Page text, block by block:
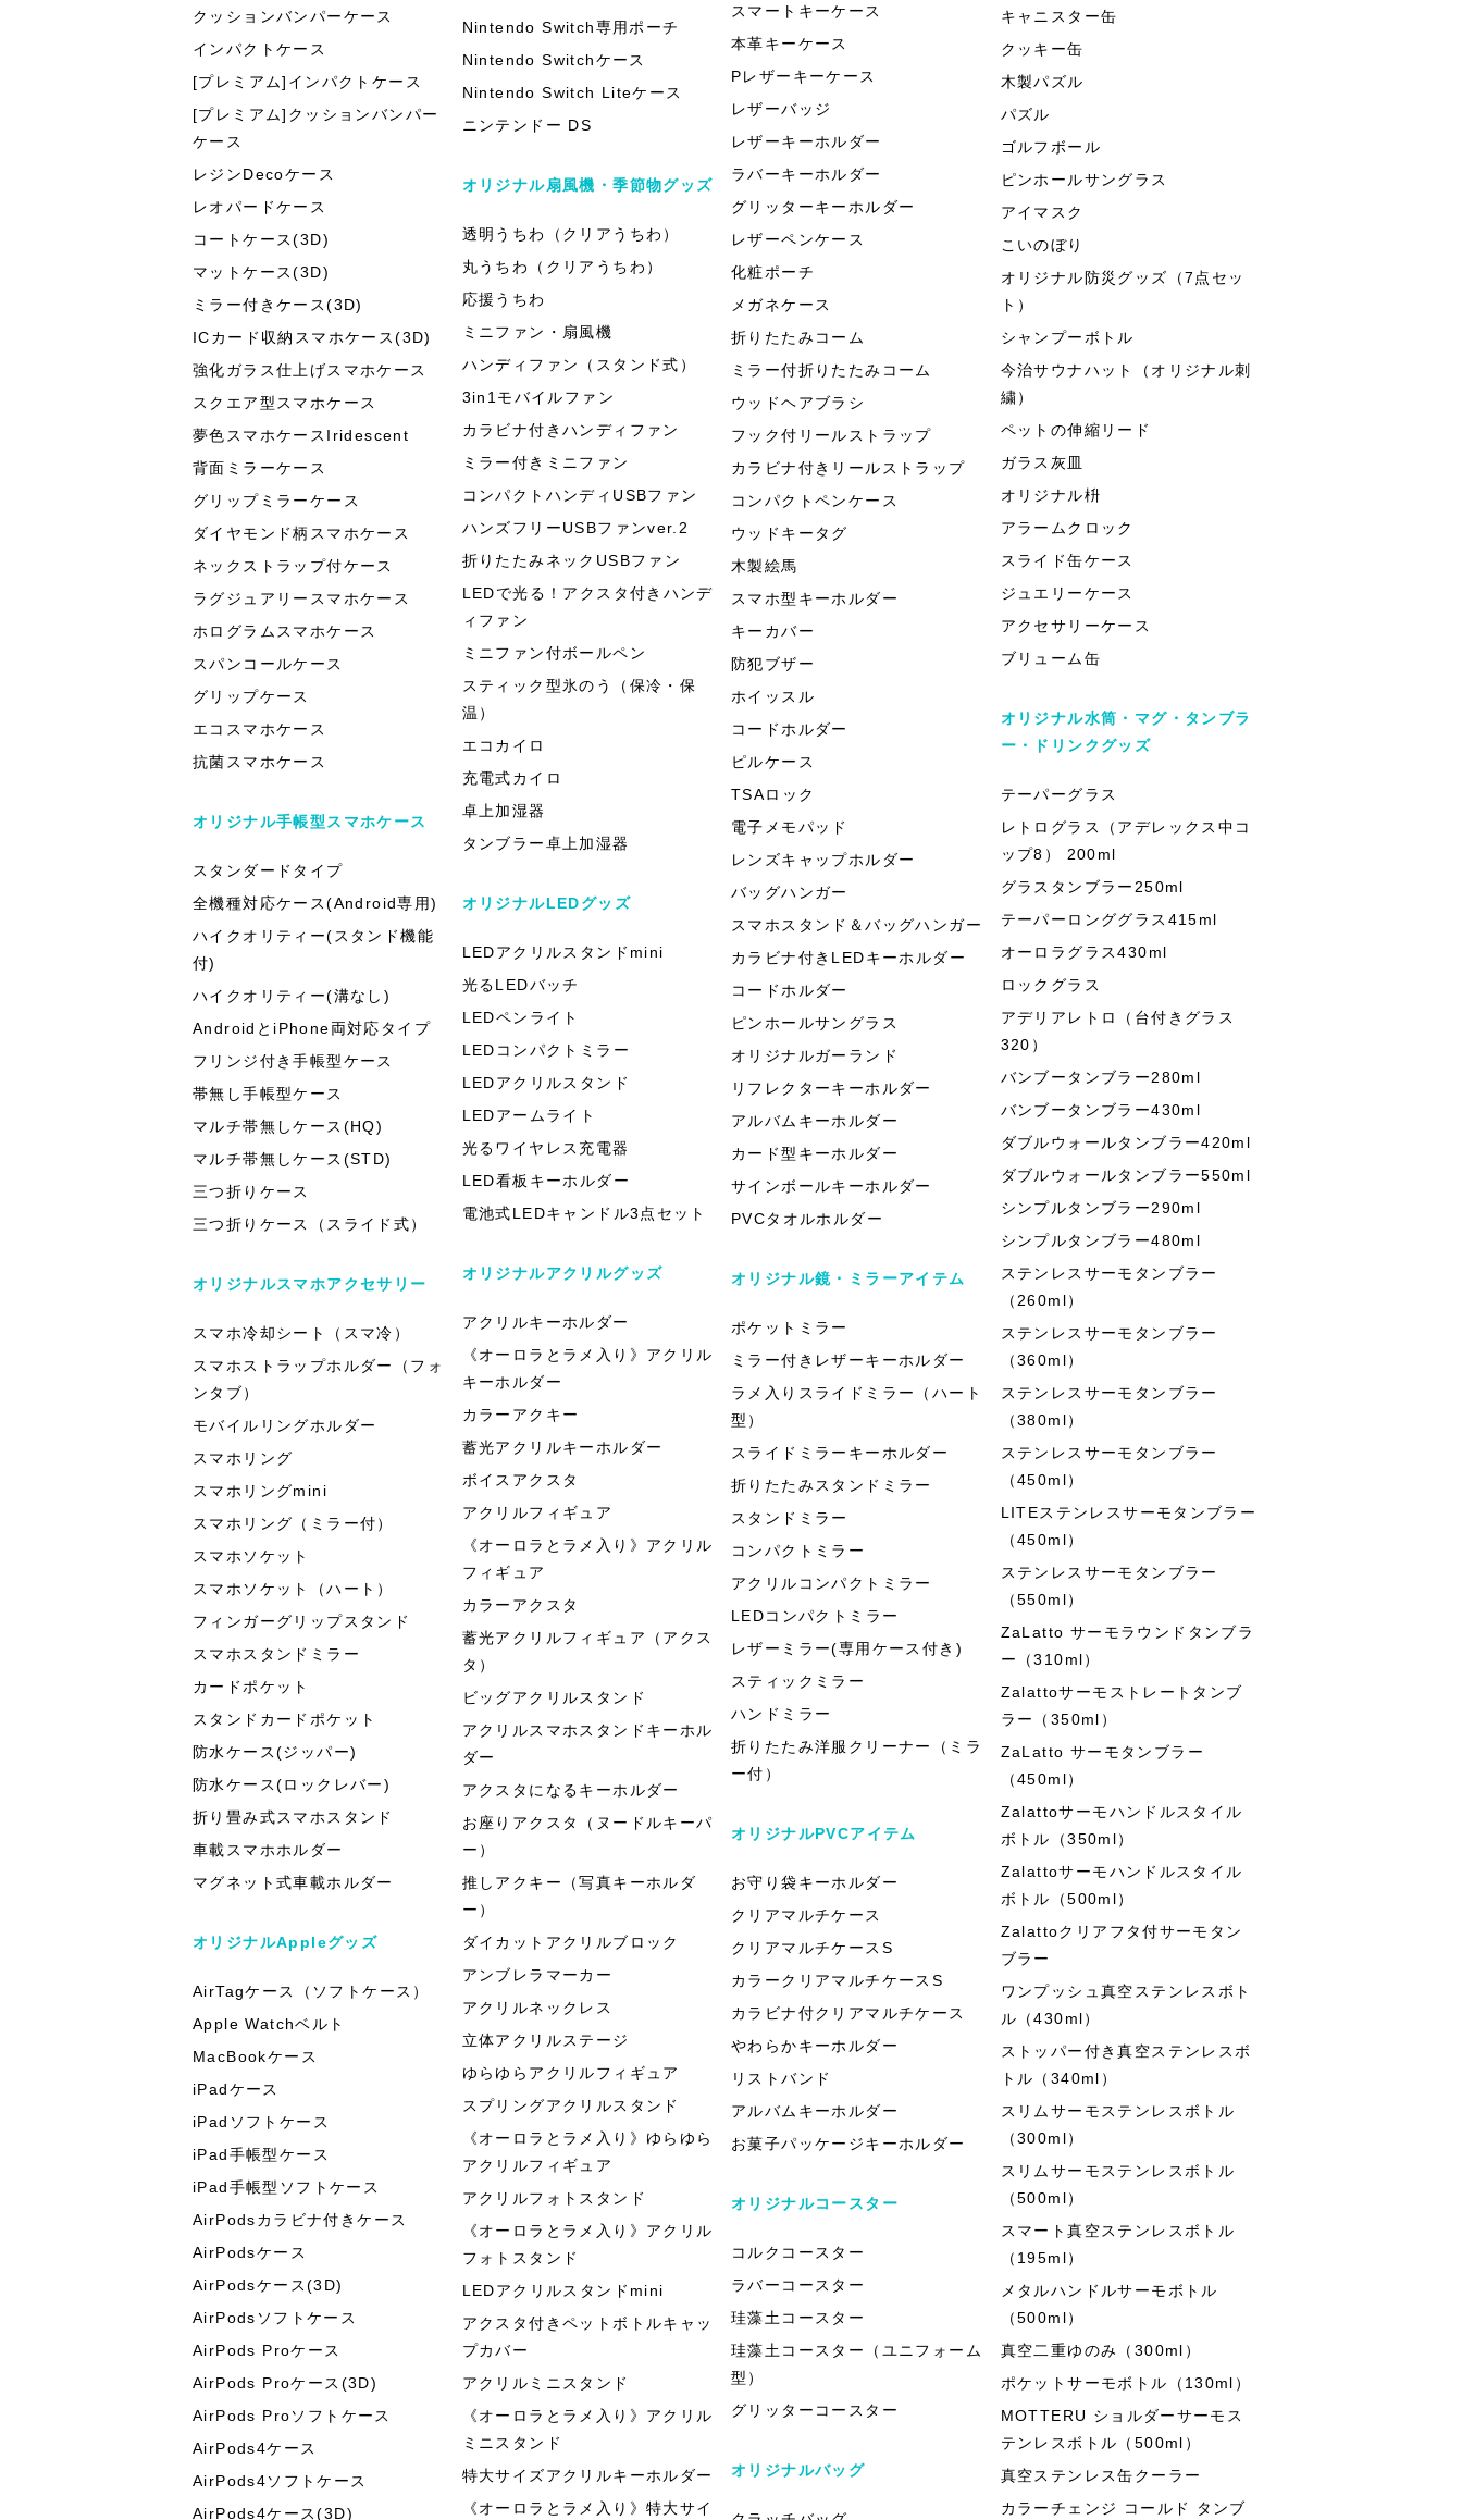
クッションバンパーケース
インパクトケース
[プレミアム]インパクトケース
[プレミアム]クッションバンパー
ケース
レジンDecoケース
レオパードケース
コートケース(3D)
マットケース(3D)
ミラー付きケース(3D)
ICカード収納スマホケース(3D)
強化ガラス仕上げスマホケース
スクエア型スマホケース
夢色スマホケースIridescent
背面ミラーケース
グリップミラーケース
ダイヤモンド柄スマホケース
ネックストラップ付ケース
ラグジュアリースマホケース
ホログラムスマホケース
スパンコールケース
グリップケース
エコスマホケース
抗菌スマホケース
オリジナル手帳型スマホケース
スタンダードタイプ
全機種対応ケース(Android専用)
ハイクオリティー(スタンド機能
付)
ハイクオリティー(溝なし)
AndroidとiPhone両対応タイプ
フリンジ付き手帳型ケース
帯無し手帳型ケース
マルチ帯無しケース(HQ)
マルチ帯無しケース(STD)
三つ折りケース
三つ折りケース（スライド式）
オリジナルスマホアクセサリー
スマホ冷却シート（スマ冷）
スマホストラップホルダー（フォ
ンタブ）
モバイルリングホルダー
スマホリング
スマホリングmini
スマホリング（ミラー付）
スマホソケット
スマホソケット（ハート）
フィンガーグリップスタンド
スマホスタンドミラー
カードポケット
スタンドカードポケット
防水ケース(ジッパー)
防水ケース(ロックレバー)
折り畳み式スマホスタンド
車載スマホホルダー
マグネット式車載ホルダー
オリジナルAppleグッズ
AirTagケース（ソフトケース）
Apple Watchベルト
MacBookケース
iPadケース
iPadソフトケース
iPad手帳型ケース
iPad手帳型ソフトケース
AirPodsカラビナ付きケース
AirPodsケース
AirPodsケース(3D)
AirPodsソフトケース
AirPods Proケース
AirPods Proケース(3D)
AirPods Proソフトケース
AirPods4ケース
AirPods4ソフトケース
AirPods4ケース(3D)
Nintendo Switch専用ポーチ
Nintendo Switchケース
Nintendo Switch Liteケース
ニンテンドー DS
オリジナル扇風機・季節物グッズ
透明うちわ（クリアうちわ）
丸うちわ（クリアうちわ）
応援うちわ
ミニファン・扇風機
ハンディファン（スタンド式）
3in1モバイルファン
カラビナ付きハンディファン
ミラー付きミニファン
コンパクトハンディUSBファン
ハンズフリーUSBファンver.2
折りたたみネックUSBファン
LEDで光る！アクスタ付きハンデ
ィファン
ミニファン付ボールペン
スティック型氷のう（保冷・保
温）
エコカイロ
充電式カイロ
卓上加湿器
タンブラー卓上加湿器
オリジナルLEDグッズ
LEDアクリルスタンドmini
光るLEDバッチ
LEDペンライト
LEDコンパクトミラー
LEDアクリルスタンド
LEDアームライト
光るワイヤレス充電器
LED看板キーホルダー
電池式LEDキャンドル3点セット
オリジナルアクリルグッズ
アクリルキーホルダー
《オーロラとラメ入り》アクリル
キーホルダー
カラーアクキー
蓄光アクリルキーホルダー
ボイスアクスタ
アクリルフィギュア
《オーロラとラメ入り》アクリル
フィギュア
カラーアクスタ
蓄光アクリルフィギュア（アクス
タ）
ビッグアクリルスタンド
アクリルスマホスタンドキーホル
ダー
アクスタになるキーホルダー
お座りアクスタ（ヌードルキーパ
ー）
推しアクキー（写真キーホルダ
ー）
ダイカットアクリルブロック
アンブレラマーカー
アクリルネックレス
立体アクリルステージ
ゆらゆらアクリルフィギュア
スプリングアクリルスタンド
《オーロラとラメ入り》ゆらゆら
アクリルフィギュア
アクリルフォトスタンド
《オーロラとラメ入り》アクリル
フォトスタンド
LEDアクリルスタンドmini
アクスタ付きペットボトルキャッ
プカバー
アクリルミニスタンド
《オーロラとラメ入り》アクリル
ミニスタンド
特大サイズアクリルキーホルダー
《オーロラとラメ入り》特大サイ
スマートキーケース
本革キーケース
Pレザーキーケース
レザーバッジ
レザーキーホルダー
ラバーキーホルダー
グリッターキーホルダー
レザーペンケース
化粧ポーチ
メガネケース
折りたたみコーム
ミラー付折りたたみコーム
ウッドヘアブラシ
フック付リールストラップ
カラビナ付きリールストラップ
コンパクトペンケース
ウッドキータグ
木製絵馬
スマホ型キーホルダー
キーカバー
防犯ブザー
ホイッスル
コードホルダー
ピルケース
TSAロック
電子メモパッド
レンズキャップホルダー
バッグハンガー
スマホスタンド＆バッグハンガー
カラビナ付きLEDキーホルダー
コードホルダー
ピンホールサングラス
オリジナルガーランド
リフレクターキーホルダー
アルバムキーホルダー
カード型キーホルダー
サインボールキーホルダー
PVCタオルホルダー
オリジナル鏡・ミラーアイテム
ポケットミラー
ミラー付きレザーキーホルダー
ラメ入りスライドミラー（ハート
型）
スライドミラーキーホルダー
折りたたみスタンドミラー
スタンドミラー
コンパクトミラー
アクリルコンパクトミラー
LEDコンパクトミラー
レザーミラー(専用ケース付き)
スティックミラー
ハンドミラー
折りたたみ洋服クリーナー（ミラ
ー付）
オリジナルPVCアイテム
お守り袋キーホルダー
クリアマルチケース
クリアマルチケースS
カラークリアマルチケースS
カラビナ付クリアマルチケース
やわらかキーホルダー
リストバンド
アルバムキーホルダー
お菓子パッケージキーホルダー
オリジナルコースター
コルクコースター
ラバーコースター
珪藻土コースター
珪藻土コースター（ユニフォーム
型）
グリッターコースター
オリジナルバッグ
キャニスター缶
クッキー缶
木製パズル
パズル
ゴルフボール
ピンホールサングラス
アイマスク
こいのぼり
オリジナル防災グッズ（7点セッ
ト）
シャンプーボトル
今治サウナハット（オリジナル刺
繍）
ペットの伸縮リード
ガラス灰皿
オリジナル枡
アラームクロック
スライド缶ケース
ジュエリーケース
アクセサリーケース
ブリューム缶
オリジナル水筒・マグ・タンブラ
ー・ドリンクグッズ
テーパーグラス
レトログラス（アデレックス中コ
ップ8） 200ml
グラスタンブラー250ml
テーパーロンググラス415ml
オーロラグラス430ml
ロックグラス
アデリアレトロ（台付きグラス
320）
バンブータンブラー280ml
バンブータンブラー430ml
ダブルウォールタンブラー420ml
ダブルウォールタンブラー550ml
シンプルタンブラー290ml
シンプルタンブラー480ml
ステンレスサーモタンブラー
（260ml）
ステンレスサーモタンブラー
（360ml）
ステンレスサーモタンブラー
（380ml）
ステンレスサーモタンブラー
（450ml）
LITEステンレスサーモタンブラー
（450ml）
ステンレスサーモタンブラー
（550ml）
ZaLatto サーモラウンドタンブラ
ー（310ml）
Zalattoサーモストレートタンブ
ラー（350ml）
ZaLatto サーモタンブラー
（450ml）
Zalattoサーモハンドルスタイル
ボトル（350ml）
Zalattoサーモハンドルスタイル
ボトル（500ml）
Zalattoクリアフタ付サーモタン
ブラー
ワンプッシュ真空ステンレスボト
ル（430ml）
ストッパー付き真空ステンレスボ
トル（340ml）
スリムサーモステンレスボトル
（300ml）
スリムサーモステンレスボトル
（500ml）
スマート真空ステンレスボトル
（195ml）
メタルハンドルサーモボトル
（500ml）
真空二重ゆのみ（300ml）
ポケットサーモボトル（130ml）
MOTTERU ショルダーサーモス
テンレスボトル（500ml）
真空ステンレス缶クーラー
カラーチェンジ コールド タンブ